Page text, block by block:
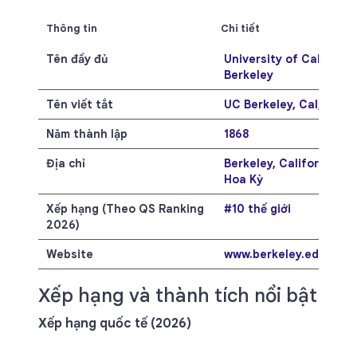
Thông tin Chi tiết
Tên đầy đủ
University of
Berkeley
Tên viết tắt UC Berkeley, Cal,
Năm thành lập 1868
Địa chỉ
Berkeley, California
Hoa Kỳ
Xếp hạng (Theo QS Ranking
2026)
#10 thế giới
Website www.berkeley.edu
Xếp hạng và thành tích nổi bật
Xếp hạng quốc tế (2026)